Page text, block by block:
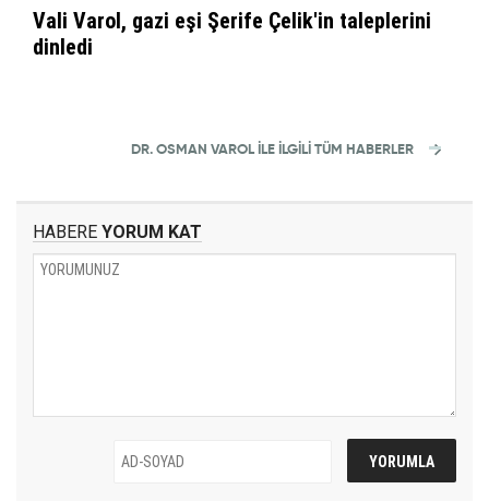
Vali Varol, gazi eşi Şerife Çelik'in taleplerini
dinledi
DR. OSMAN VAROL İLE İLGİLİ TÜM HABERLER
HABERE YORUM KAT